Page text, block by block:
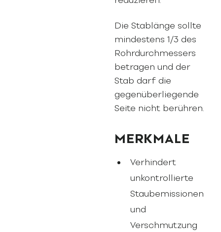
Die Stablänge sollte
mindestens 1/3 des
Rohrdurchmessers
betragen und der
Stab darf die
gegenüberliegende
Seite nicht berühren.
MERKMALE
Verhindert
unkontrollierte
Staubemissionen
und
Verschmutzung